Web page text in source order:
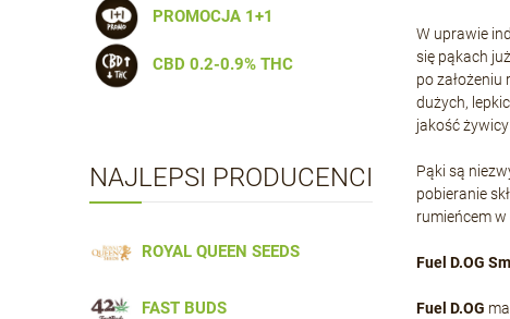
PROMOCJA 1+1
CBD 0.2-0.9% THC
NAJLEPSI PRODUCENCI
ROYAL QUEEN SEEDS
FAST BUDS
W uprawie
się pąkach
po
dużych,
jakość
Pąki są
pobieranie
rumieńcem
Fuel D.OG
Fuel D.OG